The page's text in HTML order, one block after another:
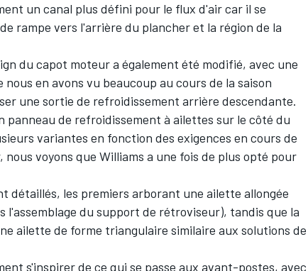
un canal plus défini pour le flux d'air car il se
rampe vers l'arrière du plancher et la région de la
du capot moteur a également été modifié, avec une
en avons vu beaucoup au cours de la saison
une sortie de refroidissement arrière descendante.
panneau de refroidissement à ailettes sur le côté du
variantes en fonction des exigences en cours de
voyons que Williams a une fois de plus opté pour
détaillés, les premiers arborant une ailette allongée
l'assemblage du support de rétroviseur), tandis que la
ailette de forme triangulaire similaire aux solutions de
s'inspirer de ce qui se passe aux avant-postes, avec